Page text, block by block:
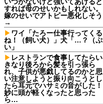
すれば母のせいかもしれない。
嫁のせいでアトピー悪化しそう
→
ワイ「たろー仕事行ってくる
ね！（飼い犬）」犬「…？（ぷ
い」
レストランで食事してたらい
きなり後ろから髪を引っ張ら
れ、子供が悪戯してるのかと思
い注意しようと振り向こうとし
たら耳元でハサミの音がした！
妙に頭が軽くなったと思った
ら…